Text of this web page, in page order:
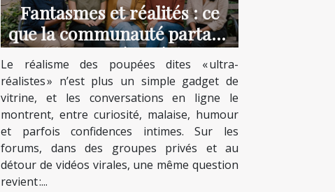
Fantasmes et réalités : ce
que la communauté partage
sur les poupées réalistes
Le réalisme des poupées dites « ultra-
réalistes » n’est plus un simple gadget de
vitrine, et les conversations en ligne le
montrent, entre curiosité, malaise, humour
et parfois confidences intimes. Sur les
forums, dans des groupes privés et au
détour de vidéos virales, une même question
revient :...